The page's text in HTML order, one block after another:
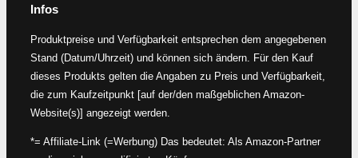
Infos
Produktpreise und Verfügbarkeit entsprechen dem angegebenen
Stand (Datum/Uhrzeit) und können sich ändern. Für den Kauf
dieses Produkts gelten die Angaben zu Preis und Verfügbarkeit,
die zum Kaufzeitpunkt [auf der/den maßgeblichen Amazon-
Website(s)] angezeigt werden.
*= Affiliate-Link (=Werbung) Das bedeutet: Als Amazon-Partner